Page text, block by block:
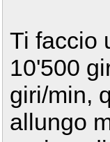
Ti faccio
10'500
giri/min,
allungo